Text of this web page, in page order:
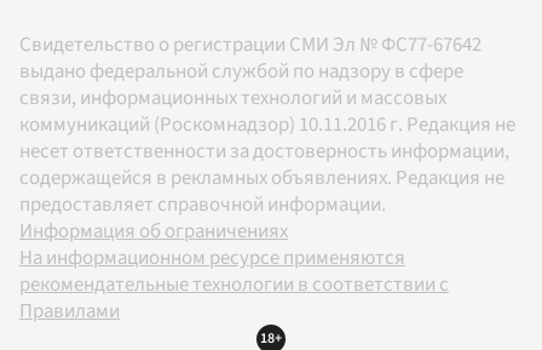
Свидетельство о регистрации СМИ Эл № ФС77-67642
выдано федеральной службой по надзору в сфере
связи, информационных технологий и массовых
коммуникаций (Роскомнадзор) 10.11.2016 г. Редакция не
несет ответственности за достоверность информации,
содержащейся в рекламных объявлениях. Редакция не
предоставляет справочной информации.
Информация об ограничениях
На информационном ресурсе применяются
рекомендательные технологии в соответствии с
Правилами
18+